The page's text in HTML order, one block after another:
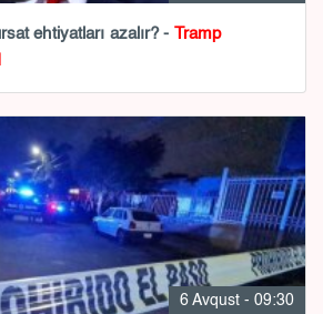
ehtiyatları azalır? - Tramp
6 Avqust - 09:30